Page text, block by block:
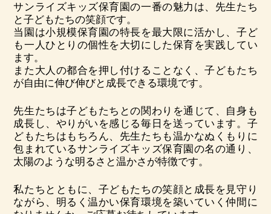
サンライズキッズ保育園の一番の魅力は、先生たち
と子どもたちの笑顔です。
当園は小規模保育園の特長を最大限に活かし、子ど
も一人ひとりの個性を大切にした保育を実践してい
ます。
また大人の都合を押し付けることなく、子どもたち
が自由に伸び伸びと成長できる環境です。
先生たちは子どもたちとの関わりを通じて、自身も
成長し、やりがいを感じる毎日を送っています。子
どもたちはもちろん、先生たちも温かなぬくもりに
包まれているサンライズキッズ保育園の名の通り、
太陽のような明るさと温かさが特徴です。
私たちとともに、子どもたちの笑顔と成長を見守り
ながら、明るく温かい保育環境を築いていく仲間に